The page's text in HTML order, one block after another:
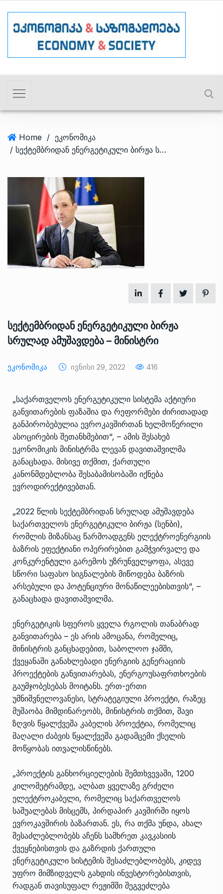
Home / ეკონომიკა
/ სექტემბრიდან ენერგეტიკული ბირჟა სრულად ამუშავდება – მინისტრი
სექტემბრიდან ენერგეტიკული ბირჟა
სრულად ამუშავდება – მინისტრი
Ეკონომიკა Ივნისი 29, 2022 416
„საქართველოს ენერგეტიკული სისტემა აქტიური
განვითარების ფაზაშია და რეფორმები ძირითადად
განპირობებულია ევროკავშირთან ხელმოწერილი
ასოცირების შეთანხმებით“, – ამის შესახებ
ეკონომიკის მინისტრმა ლევან დავითაშვილმა
განაცხადა. მისივე თქმით, ქართული
კანონმდებლობა შესაბამისობაში იქნება
ევროდირექტივებთან.
„2022 წლის სექტემბრიდან სრულად ამუშავდება
საქართველოს ენერგეტიკული ბირჟა (სენბი),
რომლის მიზანსაც წარმოადგენს ელექტროენერგიის
ბაზრის ეფექტიანი ოპერირებით გამჭვირვალე და
კონკურენტული გარემოს უზრუნველყოფა, ასევე
სწორი საფასო სიგნალების მიწოდება ბაზრის
არსებული და პოტენციური მონაწილეებისთვის“, –
განაცხადა დავითაშვილმა.
ენერგეტიკის სფეროს ყველა რგოლის თანაბრად
განვითარება – ეს არის ამოცანა, რომელიც,
მინისტრის განცხადებით, საბოლოო ჯამში,
ქვეყანაში განახლებადი ენერგიის გენერაციის
პროექტების განვითარებას, ენერგოუსაფრთხოების
გაუმჯობესებას მოიტანს. ერთ-ერთი
უმნიშვნელოვანესი, სტრატეგიული პროექტი, რაზეც
მუშაობა მიმდინარეობს, მინისტრის თქმით, შავი
ზღვის წყალქვეშა კაბელის პროექტია, რომელიც
მაღალი ძაბვის წყალქვეშა გადამცემი ქსელის
მოწყობას ითვალისწინებს.
„პროექტის განხორციელების შემთხვევაში, 1200
კილომეტრამდე, ალბათ ყველაზე გრძელი
ელექტროკაბელი, რომელიც საქართველოს
საშუალებას მისცემს, პირდაპირ კავშირში იყოს
ევროკავშირის ბაზართან. ეს, რა თქმა უნდა, ახალ
შესაძლებლობებს აჩენს სამხრეთ კავკასიის
ქვეყნებისთვის და გაზრდის ქართული
ენერგეტიკული სისტემის შესაძლებლობებს, კიდევ
უფრო მიმზიდველს გახდის ინვესტორებისთვის,
რადგან თავისუფალ რეჟიმში შეგვეძლება